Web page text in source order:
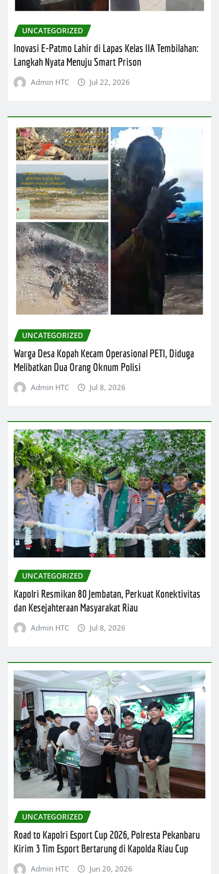
UNCATEGORIZED
Inovasi E-Patmo Lahir di Lapas Kelas IIA Tembilahan:
Langkah Nyata Menuju Smart Prison
Admin HTC Jul 22, 2026
UNCATEGORIZED
Warga Desa Kopah Kecam Operasional PETI, Diduga
Melibatkan Dua Orang Oknum Polisi
Admin HTC Jul 8, 2026
UNCATEGORIZED
Kapolri Resmikan 80 Jembatan, Perkuat Konektivitas
dan Kesejahteraan Masyarakat Riau
Admin HTC Jul 8, 2026
UNCATEGORIZED
Road to Kapolri Esport Cup 2026, Polresta Pekanbaru
Kirim 3 Tim Esport Bertarung di Kapolda Riau Cup
Admin HTC Jun 20, 2026